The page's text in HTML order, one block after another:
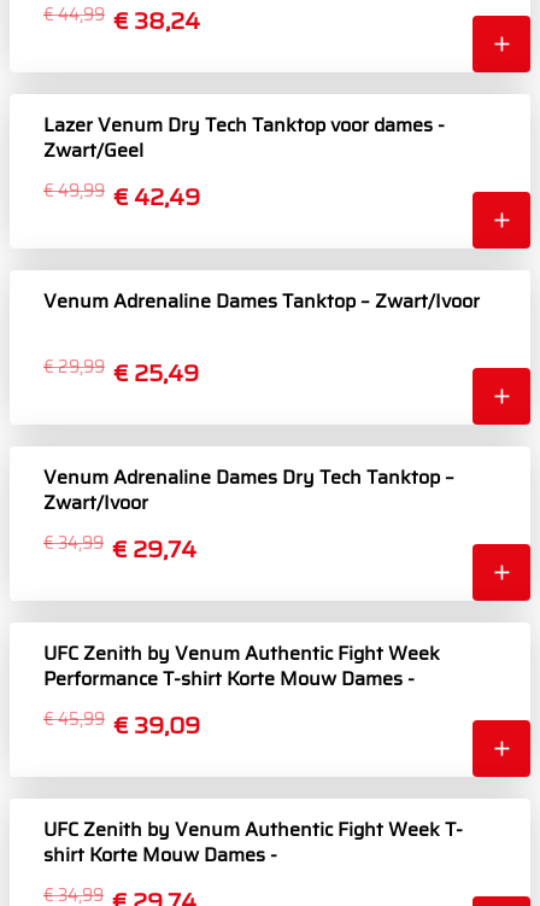
€ 38,24
€ 44,99
Lazer Venum Dry Tech Tanktop voor dames -
Zwart/Geel
€ 42,49
€ 49,99
Venum Adrenaline Dames Tanktop – Zwart/Ivoor
€ 25,49
€ 29,99
Venum Adrenaline Dames Dry Tech Tanktop –
Zwart/Ivoor
€ 29,74
€ 34,99
UFC Zenith by Venum Authentic Fight Week
Performance T-shirt Korte Mouw Dames -
Marineblauw/Bordeauxrood/Zilver
€ 39,09
€ 45,99
UFC Zenith by Venum Authentic Fight Week T-
shirt Korte Mouw Dames -
Marineblauw/Bordeauxrood/Zilver
€ 34,99